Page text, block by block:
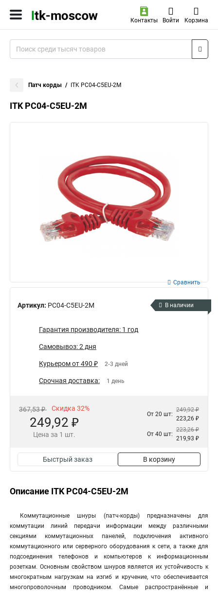
Контакты Войти Корзина
Патч корды ITK PC04-C5EU-2M
ITK PC04-C5EU-2M
Артикул: PC04-C5EU-2M
Сравнить
В наличии
Гарантия производителя: 1 год
Самовывоз: 2 дня
Курьером от 490 ₽ 2-3 дней
Срочная доставка: 1 день
367,53 ₽ Скидка 32%
249,92 ₽
Цена за 1 шт.
От 20 шт:
249,92 ₽
223,26 ₽
От 40 шт:
223,26 ₽
219,93 ₽
Быстрый заказ В корзину
Описание ITK PC04-C5EU-2M
Коммутационные шнуры (патч-корды) предназначены для
коммутации линий передачи информации между различными
секциями коммутационных панелей, подключения активного
коммутационного или серверного оборудования к сети, а также для
подсоединения телефонов и компьютеров к информационным
розеткам. Основным свойством шнуров является их устойчивость к
многократным нагрузкам на изгиб и кручение, что обеспечивается
многопроволочным проводником. Самые распространённые и